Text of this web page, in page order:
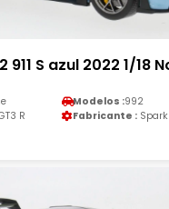
911 S azul 2022 1/18
Modelos :992
R Fabricante : Spark